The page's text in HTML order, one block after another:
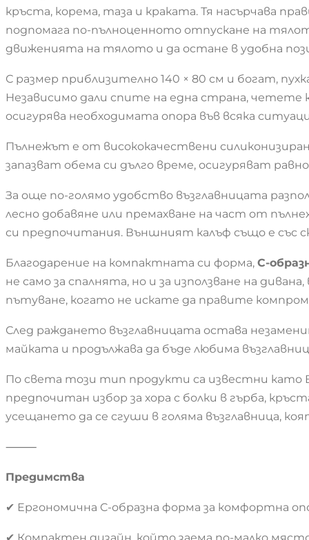
кръста, корема, таза и краката. Тя насърчава
подпомага по-пълноценното отпускане на
движенията на тялото и да остане в удобна
С размер приблизително 140 × 80 см и богат,
Независимо дали спите на една страна,
осигурява необходимата опора във всяка
Пълнежът е от висококачествени
запазват обема си дълго време, осигуряват
За още по-голямо удобство възглавницата
лесно добавяне или премахване на част от
си предпочитания. Външният калъф също е със
Благодарение на компактната си форма, C-
не само за спалнята, но и за използване на
пътуване, когато не искате да правите
След раждането възглавницата остава
майката и продължава да бъде любима
По света този тип продукти са известни като
предпочитан избор за хора с болки в гърба,
усещането да се сгуши в голяма възглавница,
⸻
Предимства
✔ Ергономична C-образна форма за комфортна